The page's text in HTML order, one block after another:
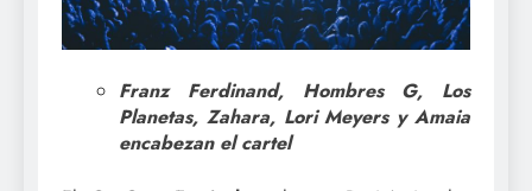
Franz Ferdinand, Hombres G, Los
Planetas, Zahara, Lori Meyers y Amaia
encabezan el cartel